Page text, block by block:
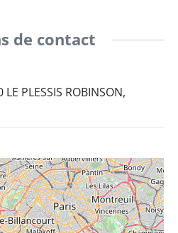
de contact
PLESSIS ROBINSON,